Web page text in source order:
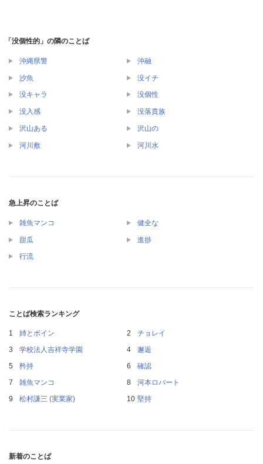
「没個性的」の隣のことば
沖縄県警 沖融
沙魚 没イチ
没キャラ 没個性
没入感 没落貴族
沢山ある 沢山の
河川敷 河川水
急上昇のことば
雑魚マンコ 健全な
甜瓜 進捗
行流
ことば検索ランキング
姉とボイン
チョレイ
学校法人吉祥寺学園
邂逅
矜持
確認
雑魚マンコ
河本ロバート
松村謙三 (実業家)
堅持
新着のことば